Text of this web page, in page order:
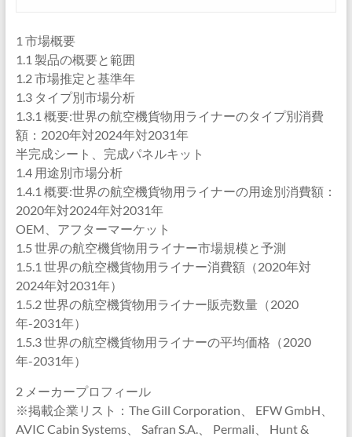
1 市場概要
1.1 製品の概要と範囲
1.2 市場推定と基準年
1.3 タイプ別市場分析
1.3.1 概要:世界の航空機貨物用ライナーのタイプ別消費
額：2020年対2024年対2031年
半完成シート、完成パネルキット
1.4 用途別市場分析
1.4.1 概要:世界の航空機貨物用ライナーの用途別消費額：
2020年対2024年対2031年
OEM、アフターマーケット
1.5 世界の航空機貨物用ライナー市場規模と予測
1.5.1 世界の航空機貨物用ライナー消費額（2020年対
2024年対2031年）
1.5.2 世界の航空機貨物用ライナー販売数量（2020
年-2031年）
1.5.3 世界の航空機貨物用ライナーの平均価格（2020
年-2031年）
2 メーカープロフィール
※掲載企業リスト：The Gill Corporation、 EFW GmbH、
AVIC Cabin Systems、 Safran S.A.、 Permali、 Hunt &